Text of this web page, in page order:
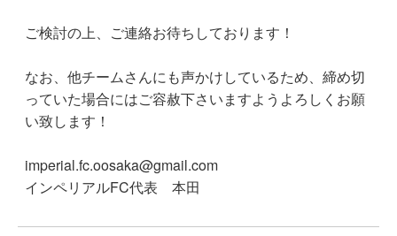
ご検討の上、ご連絡お待ちしております！
なお、他チームさんにも声かけしているため、締め切
っていた場合にはご容赦下さいますようよろしくお願
い致します！
imperial.fc.oosaka@gmail.com
インペリアルFC代表 本田